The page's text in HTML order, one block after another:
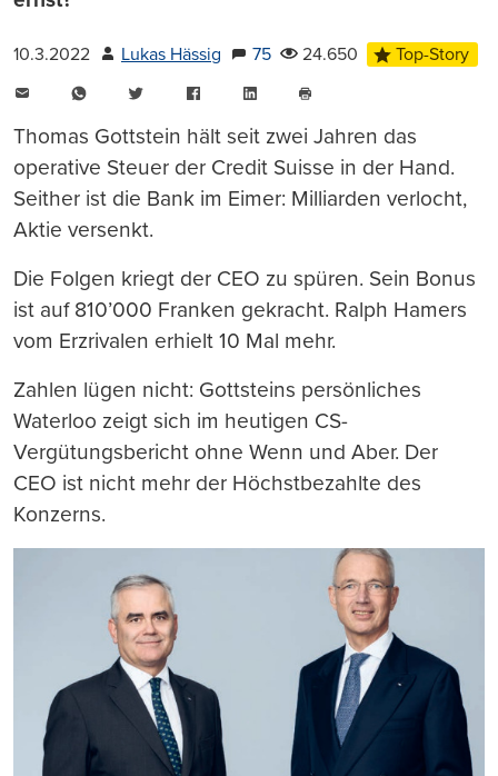
10.3.2022 Lukas Hässig 75 24.650
Top-Story
WhatsAppTwitter FacebookLinkedIn
drucken
Thomas Gottstein hält seit zwei Jahren das
operative Steuer der Credit Suisse in der Hand.
Seither ist die Bank im Eimer: Milliarden verlocht,
Aktie versenkt.
Die Folgen kriegt der CEO zu spüren. Sein Bonus
ist auf 810’000 Franken gekracht. Ralph Hamers
vom Erzrivalen erhielt 10 Mal mehr.
Zahlen lügen nicht: Gottsteins persönliches
Waterloo zeigt sich im heutigen CS-
Vergütungsbericht ohne Wenn und Aber. Der
CEO ist nicht mehr der Höchstbezahlte des
Konzerns.